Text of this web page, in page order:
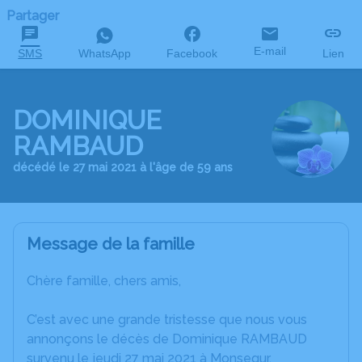
Partager
SMS WhatsApp Facebook E-mail Lien
DOMINIQUE
RAMBAUD
décédé le 27 mai 2021 à l'âge de 59 ans
Message de la famille
Chère famille, chers amis,
C’est avec une grande tristesse que nous vous
annonçons le décès de Dominique RAMBAUD
survenu le jeudi 27 mai 2021 à Monsegur.